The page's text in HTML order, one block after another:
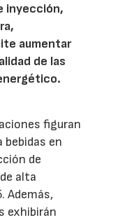
inyección,
aumentar
de las
figuran
en
de
alta
Además,
exhibirán